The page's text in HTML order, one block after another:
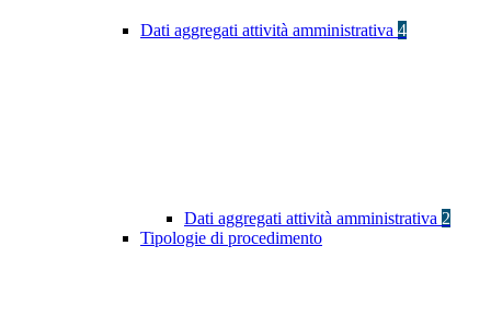
Dati aggregati attività amministrativa 4
Dati aggregati attività amministrativa 2
Tipologie di procedimento